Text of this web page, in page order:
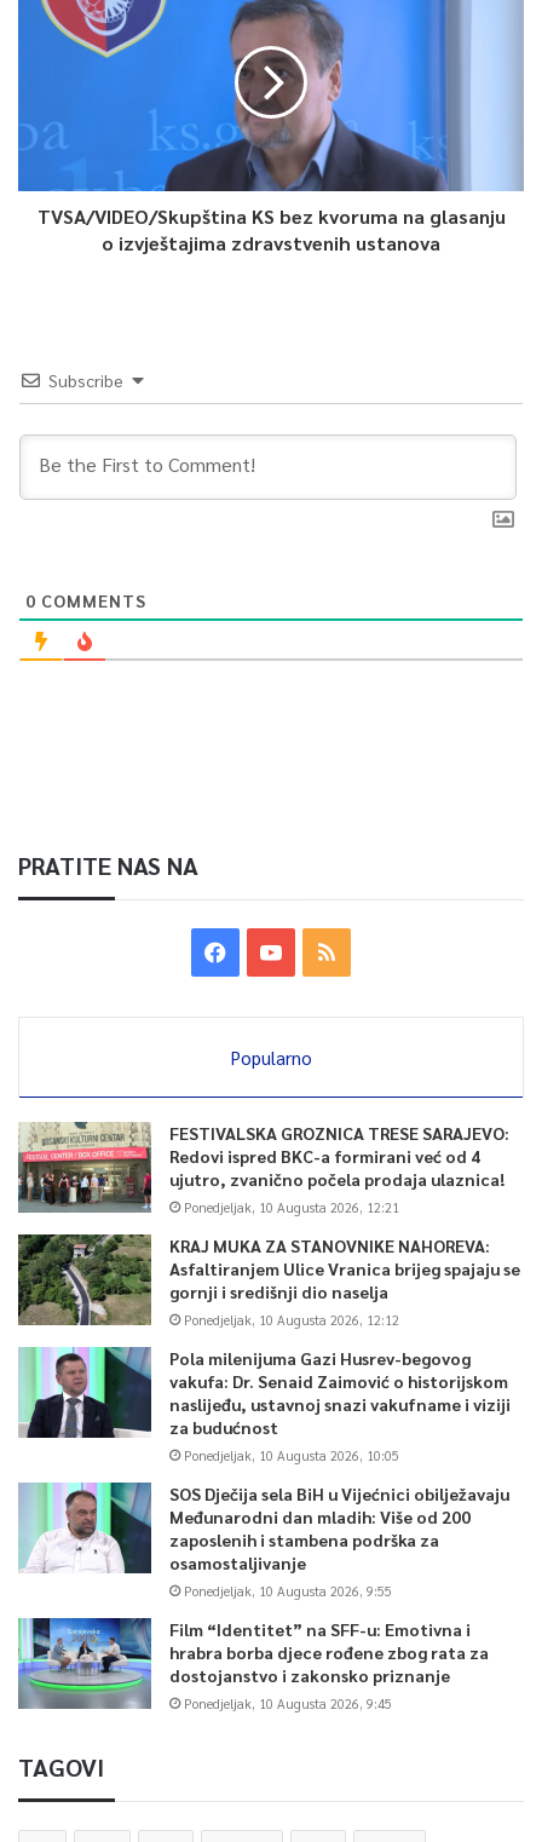
Article Rating
TVSA/VIDEO/Skupština KS bez kvoruma na glasanju
o izvještajima zdravstvenih ustanova
Subscribe
0 COMMENTS
PRATITE NAS NA
Popularno
FESTIVALSKA GROZNICA TRESE SARAJEVO:
Redovi ispred BKC-a formirani već od 4
ujutro, zvanično počela prodaja ulaznica!
Ponedjeljak, 10 Augusta 2026, 12:21
KRAJ MUKA ZA STANOVNIKE NAHOREVA:
Asfaltiranjem Ulice Vranica brijeg spajaju se
gornji i središnji dio naselja
Ponedjeljak, 10 Augusta 2026, 12:12
Pola milenijuma Gazi Husrev-begovog
vakufa: Dr. Senaid Zaimović o historijskom
naslijeđu, ustavnoj snazi vakufname i viziji
za budućnost
Ponedjeljak, 10 Augusta 2026, 10:05
SOS Dječija sela BiH u Vijećnici obilježavaju
Međunarodni dan mladih: Više od 200
zaposlenih i stambena podrška za
osamostaljivanje
Ponedjeljak, 10 Augusta 2026, 9:55
Film “Identitet” na SFF-u: Emotivna i
hrabra borba djece rođene zbog rata za
dostojanstvo i zakonsko priznanje
Ponedjeljak, 10 Augusta 2026, 9:45
TAGOVI